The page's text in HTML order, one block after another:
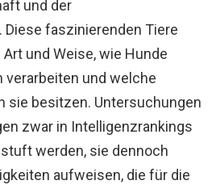
und der
faszinierenden Tiere
und Weise, wie Hunde
und welche
sie besitzen. Untersuchungen
zwar in Intelligenzrankings
werden, sie dennoch
aufweisen, die für die